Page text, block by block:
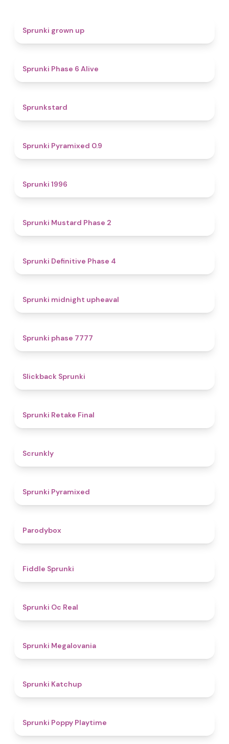
Sprunki grown up
Sprunki Phase 6 Alive
Sprunkstard
Sprunki Pyramixed 0.9
Sprunki 1996
Sprunki Mustard Phase 2
Sprunki Definitive Phase 4
Sprunki midnight upheaval
Sprunki phase 7777
Slickback Sprunki
Sprunki Retake Final
Scrunkly
Sprunki Pyramixed
Parodybox
Fiddle Sprunki
Sprunki Oc Real
Sprunki Megalovania
Sprunki Katchup
Sprunki Poppy Playtime